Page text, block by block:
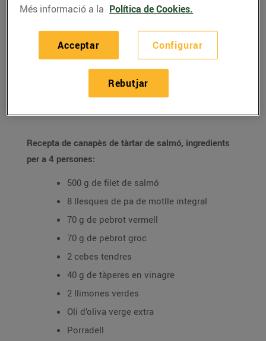
RECEPTES
Recepta de canapès de
tàrtar de salmó
Recepta de canapès de tàrtar de salmó, ingredients
per a 4 persones:
500 g de filet de salmó
8 llesques de pa de motlle integral
70 g de pebrot vermell
70 g de pebrot groc
2 cebes tendres
40 g de tàperes en vinagre
2 llimones verdes
Oli d’oliva verge extra
Porradell
Més informació a la Política de Cookies.
Configurar
Rebutjar
Acceptar